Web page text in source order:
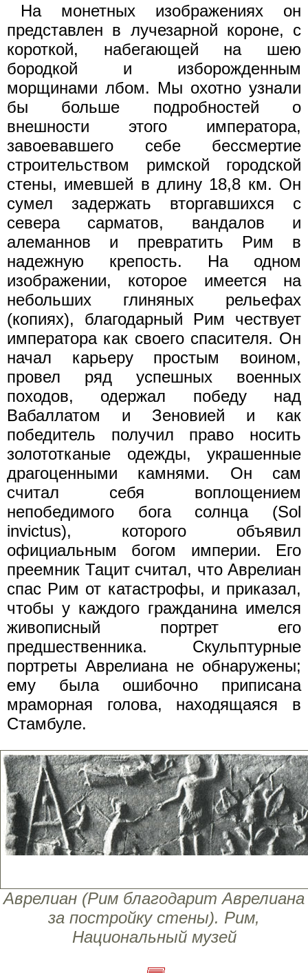
На монетных изображениях он
представлен в лучезарной короне, с
короткой, набегающей на шею
бородкой и изборожденным
морщинами лбом. Мы охотно узнали
бы больше подробностей о
внешности этого императора,
завоевавшего себе бессмертие
строительством римской городской
стены, имевшей в длину 18,8 км. Он
сумел задержать вторгавшихся с
севера сарматов, вандалов и
алеманнов и превратить Рим в
надежную крепость. На одном
изображении, которое имеется на
небольших глиняных рельефах
(копиях), благодарный Рим чествует
императора как своего спасителя. Он
начал карьеру простым воином,
провел ряд успешных военных
походов, одержал победу над
Вабаллатом и Зеновией и как
победитель получил право носить
золототканые одежды, украшенные
драгоценными камнями. Он сам
считал себя воплощением
непобедимого бога солнца (Sol
invictus), которого объявил
официальным богом империи. Его
преемник Тацит считал, что Аврелиан
спас Рим от катастрофы, и приказал,
чтобы у каждого гражданина имелся
живописный портрет его
предшественника. Скульптурные
портреты Аврелиана не обнаружены;
ему была ошибочно приписана
мраморная голова, находящаяся в
Стамбуле.
Аврелиан (Рим благодарит Аврелиана
за постройку стены). Рим,
Национальный музей